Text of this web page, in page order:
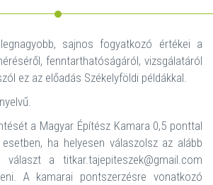
sajnos fogyatkozó értékei a
fenntarthatóságáról, vizsgálatáról
ez az előadás Székelyföldi példákkal.
nyelvű.
a Magyar Építész Kamara 0,5 ponttal
ha helyesen válaszolsz az alább
a titkar.tajepiteszek@gmail.com
A kamarai pontszerzésre vonatkozó